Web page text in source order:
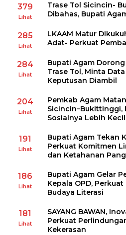
379
Lihat
Trase Tol Sicincin-
Dibahas, Bupati
285
Lihat
LKAAM Matur
Adat- Perkuat
284
Lihat
Bupati Agam
Trase Tol, Minta
Keputusan Diambil
204
Lihat
Pemkab Agam
Sicincin–Bukittinggi,
Sosialnya Lebih Kecil
191
Lihat
Bupati Agam Tekan
Perkuat Komitmen
dan Ketahanan
186
Lihat
Bupati Agam Gelar
Kepala OPD,
Budaya Literasi
181
Lihat
SAYANG BAWAN,
Perkuat
Kekerasan